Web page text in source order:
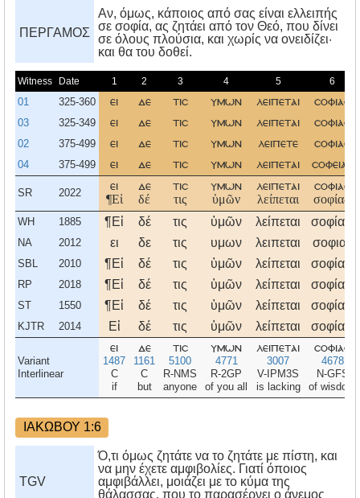
ΠΕΡΓΑΜΟΣ
Aν, όμως, κάποιος από σας είναι ελλειπής
σε σοφία, ας ζητάει από τον Θεό, που δίνει
σε όλους πλούσια, και χωρίς να ονειδίζει·
και θα του δοθεί.
Witness Date 1 2 3 4 5 6
01 325-360 ει δε τισ υμων λειπεται σοφιασ
03 325-349 ει δε τισ υμων λειπεται σοφιασ
02 375-499 ει δε τισ υμων λειπετε σοφιασ
04 375-499 ει δε τισ υμων λειπεται σοφειασ
SR 2022
ει
¶Εἰ
δε
δέ
τισ
τις
υμων
ὑμῶν
λειπεται
λείπεται
σοφιασ
σοφίας,
WH 1885 ¶Εἰ δέ τις ὑμῶν λείπεται σοφίας,
NA 2012 ει δε τις υμων λειπεται σοφιας
SBL 2010 ¶Εἰ δέ τις ὑμῶν λείπεται σοφίας,
RP 2018 ¶Εἰ δέ τις ὑμῶν λείπεται σοφίας,
ST 1550 ¶Εἰ δέ τις ὑμῶν λείπεται σοφίας,
KJTR 2014 Εἰ δέ τις ὑμῶν λείπεται σοφίας,
Variant
Interlinear
ει
1487
C
if
δε
1161
C
but
τισ
5100
R-NMS
anyone
υμων
4771
R-2GP
of you all
λειπεται
3007
V-IPM3S
is lacking
σοφιασ
4678
N-GFS
of wisdom
ΙΑΚΩΒΟΥ 1:6
TGV
Ό,τι όμως ζητάτε να το ζητάτε με πίστη, και
να μην έχετε αμφιβολίες. Γιατί όποιος
αμφιβάλλει, μοιάζει με το κύμα της
θάλασσας, που το παρασέρνει ο άνεμος